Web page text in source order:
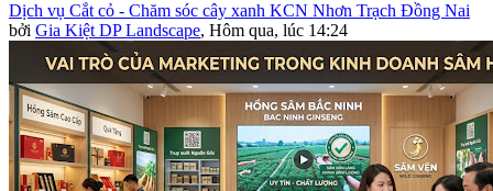
Dịch vụ Cắt cỏ - Chăm sóc cây xanh KCN Nhơn Trạch Đồng Nai
bởi Gia Kiệt DP Landscape, Hôm qua, lúc 14:24